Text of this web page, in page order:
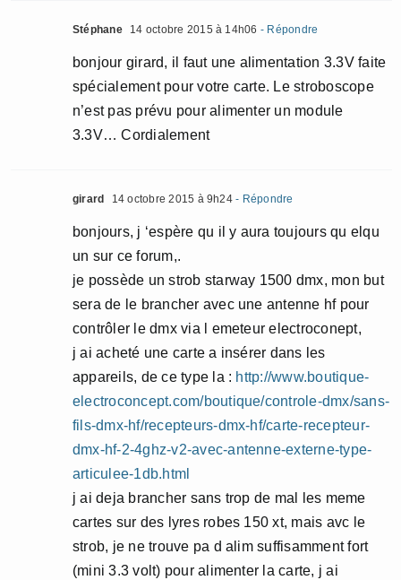
Stéphane 14 octobre 2015 à 14h06 - Répondre
bonjour girard, il faut une alimentation 3.3V faite
spécialement pour votre carte. Le stroboscope
n’est pas prévu pour alimenter un module
3.3V… Cordialement
girard 14 octobre 2015 à 9h24- Répondre
bonjours, j ‘espère qu il y aura toujours qu elqu
un sur ce forum,.
je possède un strob starway 1500 dmx, mon but
sera de le brancher avec une antenne hf pour
contrôler le dmx via l emeteur electroconept,
j ai acheté une carte a insérer dans les
appareils, de ce type la : http://www.boutique-
electroconcept.com/boutique/controle-dmx/sans-
fils-dmx-hf/recepteurs-dmx-hf/carte-recepteur-
dmx-hf-2-4ghz-v2-avec-antenne-externe-type-
articulee-1db.html
j ai deja brancher sans trop de mal les meme
cartes sur des lyres robes 150 xt, mais avc le
strob, je ne trouve pa d alim suffisamment fort
(mini 3.3 volt) pour alimenter la carte, j ai